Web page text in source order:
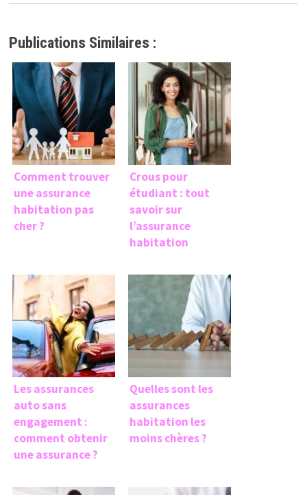
Publications Similaires :
Comment trouver
une assurance
habitation pas
cher ?
Crous pour
étudiant : tout
savoir sur
l’assurance
habitation
Les assurances
auto sans
engagement :
comment obtenir
une assurance ?
Quelles sont les
assurances
habitation les
moins chères ?